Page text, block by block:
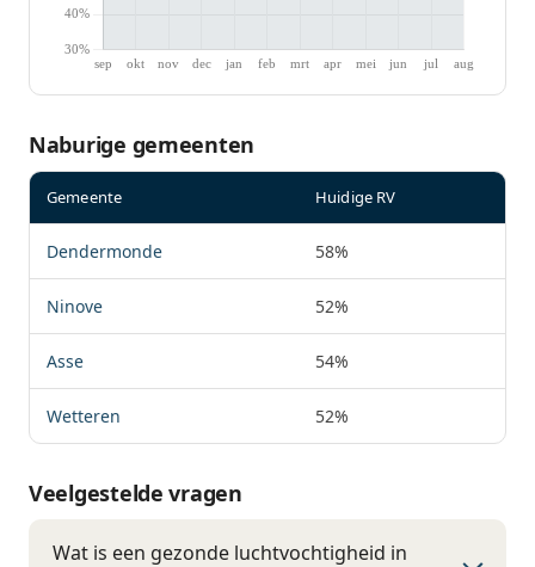
Naburige gemeenten
Gemeente Huidige RV
Dendermonde 58%
Ninove 52%
Asse 54%
Wetteren 52%
Veelgestelde vragen
Wat is een gezonde luchtvochtigheid in